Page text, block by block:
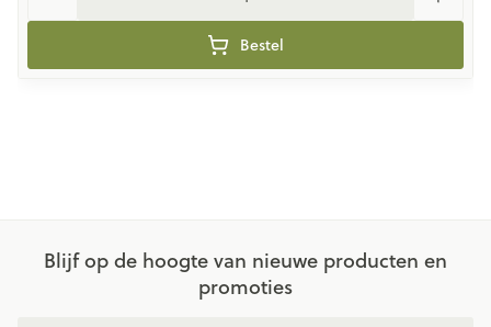
Bestel
Blijf op de hoogte van nieuwe producten en
promoties